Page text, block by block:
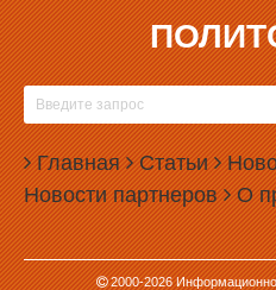
Главная Статьи
Новости партнеров О
2000-2026
29.12.2022, 12:55
СЕНАТОРЫ ПОСПОРИЛИ О
УЕХАВШИХ ЗА ГРАНИЦУ
В Совете Федерации
конфисковывать имущество у
критикующих действия
сенатор Сергей...
29.12.2022, 12:08